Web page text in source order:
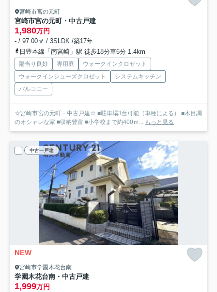
宮崎市宮の元町
宮崎市宮の元町・中古戸建
1,980万円
- / 97.00㎡ / 3SLDK /築17年
日豊本線「南宮崎」駅 徒歩18分車6分 1.4km
陽当り良好 専用庭
ウォークインクロゼット
ウォークインシューズクロゼット
システムキッチン
バルコニー
☆宮崎市宮の元町・中古戸建☆ ■駐車場3台可能（車種による） ■木目調
のオシャレな家 ■収納豊富 ■小学校まで約400ｍ... もっと見る
中古一戸建
NEW
宮崎市学園木花台南
学園木花台南・中古戸建
1,999万円